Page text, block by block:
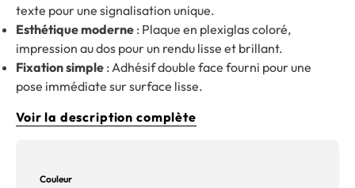
texte pour une signalisation unique.
Esthétique moderne : Plaque en plexiglas coloré,
impression au dos pour un rendu lisse et brillant.
Fixation simple : Adhésif double face fourni pour une
pose immédiate sur surface lisse.
Voir la description complète
Couleur